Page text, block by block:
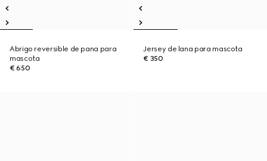
Abrigo reversible de pana para
mascota
€ 650
Jersey de lana para mascota
€ 350